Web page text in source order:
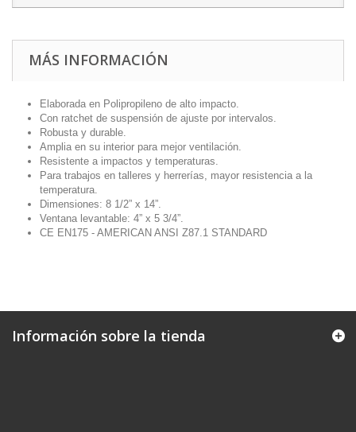
MÁS INFORMACIÓN
Elaborada en Polipropileno de alto impacto.
Con ratchet de suspensión de ajuste por intervalos.
Robusta y durable.
Amplia en su interior para mejor ventilación.
Resistente a impactos y temperaturas.
Para trabajos en talleres y herrerías, mayor resistencia a la
temperatura.
Dimensiones: 8 1/2” x 14”.
Ventana levantable: 4” x 5 3/4”.
CE EN175 - AMERICAN ANSI Z87.1 STANDARD
Información sobre la tienda